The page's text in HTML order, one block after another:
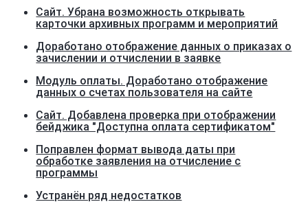
Сайт. Убрана возможность открывать
карточки архивных программ и мероприятий
Доработано отображение данных о приказах о
зачислении и отчислении в заявке
Модуль оплаты. Доработано отображение
данных о счетах пользователя на сайте
Сайт. Добавлена проверка при отображении
бейджика "Доступна оплата сертификатом"
Поправлен формат вывода даты при
обработке заявления на отчисление с
программы
Устранён ряд недостатков